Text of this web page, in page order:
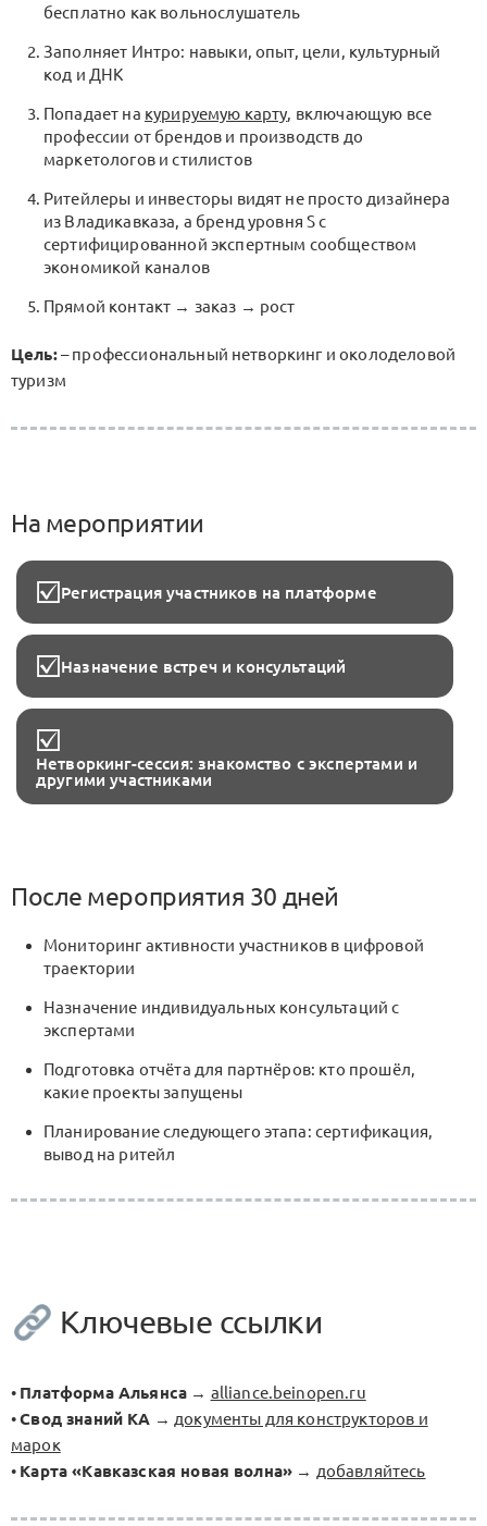
бесплатно как вольнослушатель
Заполняет Интро: навыки, опыт, цели, культурный
код и ДНК
Попадает на курируемую карту, включающую все
профессии от брендов и производств до
маркетологов и стилистов
Ритейлеры и инвесторы видят не просто дизайнера
из Владикавказа, а бренд уровня S с
сертифицированной экспертным сообществом
экономикой каналов
Прямой контакт → заказ → рост
Цель:– профессиональный нетворкинг и околоделовой
туризм
На мероприятии
Регистрация участников на платформе
Назначение встреч и консультаций
Нетворкинг-сессия: знакомство с экспертами и
другими участниками
После мероприятия 30 дней
Мониторинг активности участников в цифровой
траектории
Назначение индивидуальных консультаций с
экспертами
Подготовка отчёта для партнёров: кто прошёл,
какие проекты запущены
Планирование следующего этапа: сертификация,
вывод на ритейл
Ключевые ссылки
• Платформа Альянса → alliance.beinopen.ru
•Свод знаний КА → документы для конструкторов и
марок
• Карта «Кавказская новая волна» → добавляйтесь